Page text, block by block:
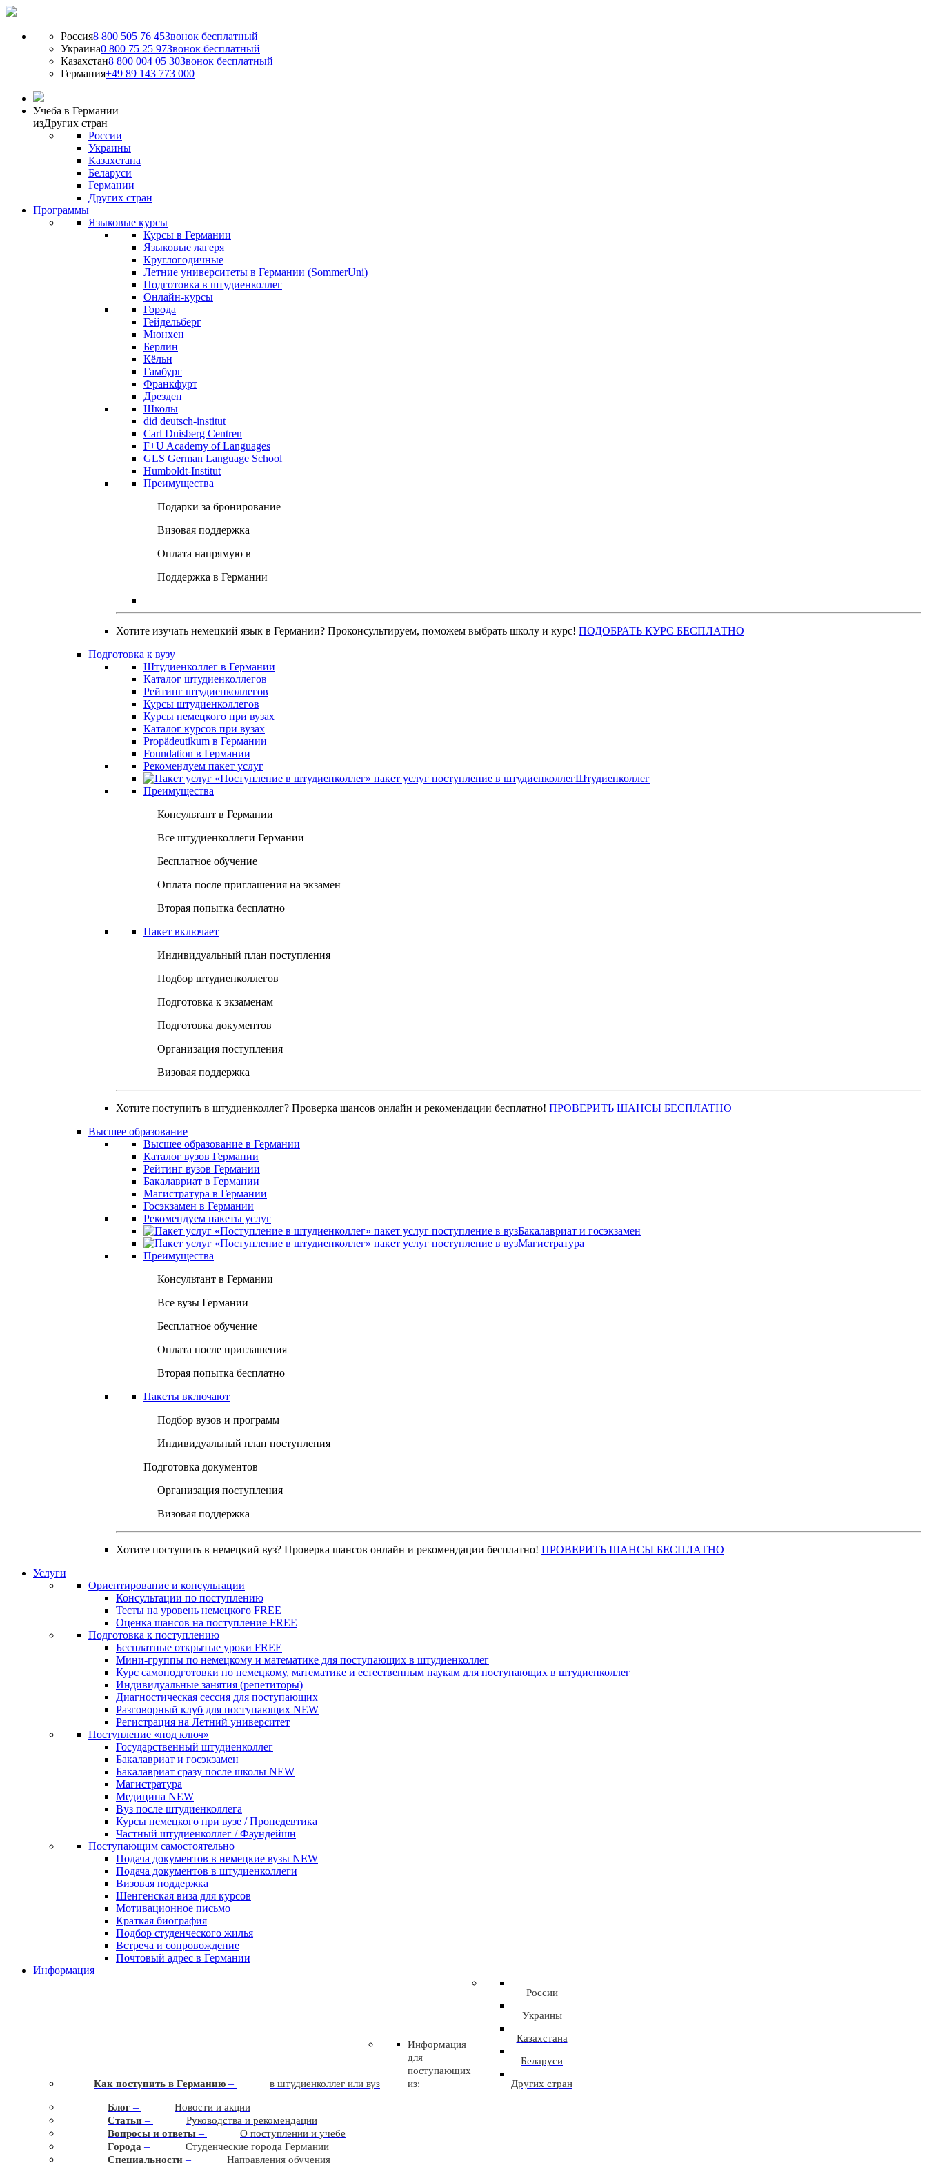
Россия8 800 505 76 45Звонок бесплатный
Украина0 800 75 25 97Звонок бесплатный
Казахстан8 800 004 05 30Звонок бесплатный
Германия+49 89 143 773 000
Учеба в Германии
изДругих стран
России
Украины
Казахстана
Беларуси
Германии
Других стран
Программы
Языковые курсы
Курсы в Германии
Языковые лагеря
Круглогодичные
Летние университеты в Германии (SommerUni)
Подготовка в штудиенколлег
Онлайн-курсы
Города
Гейдельберг
Мюнхен
Берлин
Кёльн
Гамбург
Франкфурт
Дрезден
Школы
did deutsch-institut
Carl Duisberg Centren
F+U Academy of Languages
GLS German Language School
Humboldt-Institut
Преимущества
Подарки за бронирование
Визовая поддержка
Оплата напрямую в
Поддержка в Германии
Хотите изучать немецкий язык в Германии? Проконсультируем, поможем выбрать школу и курс! ПОДОБРАТЬ КУРС БЕСПЛАТНО
Подготовка к вузу
Штудиенколлег в Германии
Каталог штудиенколлегов
Рейтинг штудиенколлегов
Курсы штудиенколлегов
Курсы немецкого при вузах
Каталог курсов при вузах
Propädeutikum в Германии
Foundation в Германии
Рекомендуем пакет услуг
Штудиенколлег
Преимущества
Консультант в Германии
Все штудиенколлеги Германии
Бесплатное обучение
Оплата после приглашения на экзамен
Вторая попытка бесплатно
Пакет включает
Индивидуальный план поступления
Подбор штудиенколлегов
Подготовка к экзаменам
Подготовка документов
Организация поступления
Визовая поддержка
Хотите поступить в штудиенколлег? Проверка шансов онлайн и рекомендации бесплатно! ПРОВЕРИТЬ ШАНСЫ БЕСПЛАТНО
Высшее образование
Высшее образование в Германии
Каталог вузов Германии
Рейтинг вузов Германии
Бакалавриат в Германии
Магистратура в Германии
Госэкзамен в Германии
Рекомендуем пакеты услуг
Бакалавриат и госэкзамен
Магистратура
Преимущества
Консультант в Германии
Все вузы Германии
Бесплатное обучение
Оплата после приглашения
Вторая попытка бесплатно
Пакеты включают
Подбор вузов и программ
Индивидуальный план поступления
Подготовка документов
Организация поступления
Визовая поддержка
Хотите поступить в немецкий вуз? Проверка шансов онлайн и рекомендации бесплатно! ПРОВЕРИТЬ ШАНСЫ БЕСПЛАТНО
Услуги
Ориентирование и консультации
Консультации по поступлению
Тесты на уровень немецкого FREE
Оценка шансов на поступление FREE
Подготовка к поступлению
Бесплатные открытые уроки FREE
Мини-группы по немецкому и математике для поступающих в штудиенколлег
Курс самоподготовки по немецкому, математике и естественным наукам для поступающих в штудиенколлег
Индивидуальные занятия (репетиторы)
Диагностическая сессия для поступающих
Разговорный клуб для поступающих NEW
Регистрация на Летний университет
Поступление «под ключ»
Государственный штудиенколлег
Бакалавриат и госэкзамен
Бакалавриат сразу после школы NEW
Магистратура
Медицина NEW
Вуз после штудиенколлега
Курсы немецкого при вузе / Пропедевтика
Частный штудиенколлег / Фаундейшн
Поступающим самостоятельно
Подача документов в немецкие вузы NEW
Подача документов в штудиенколлеги
Визовая поддержка
Шенгенская виза для курсов
Мотивационное письмо
Краткая биография
Подбор студенческого жилья
Встреча и сопровождение
Почтовый адрес в Германии
Информация
Как поступить в Германию – в штудиенколлег или вуз
Информация
для
поступающих
из:
России
Украины
Казахстана
Беларуси
Других стран
Блог –
Новости и акции
Статьи –
Руководства и рекомендации
Вопросы и ответы –
О поступлении и учебе
Города –
Студенческие города Германии
Cпециальности –
Направления обучения